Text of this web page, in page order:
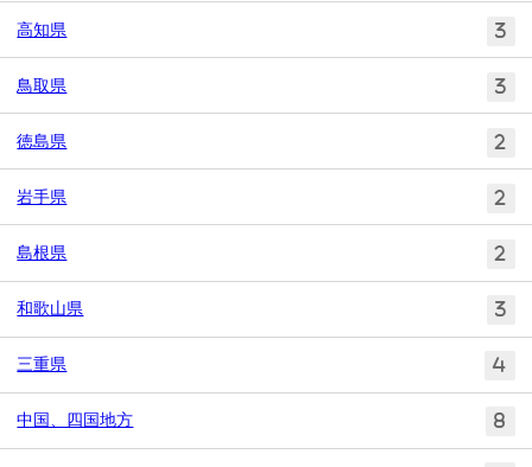
高知県 3
鳥取県 3
徳島県 2
岩手県 2
島根県 2
和歌山県 3
三重県 4
中国、四国地方 8